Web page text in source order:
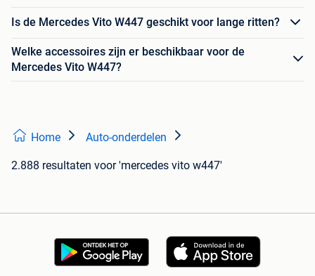
Is de Mercedes Vito W447 geschikt voor lange ritten?
Welke accessoires zijn er beschikbaar voor de
Mercedes Vito W447?
Home Auto-onderdelen
2.888 resultaten voor 'mercedes vito w447'